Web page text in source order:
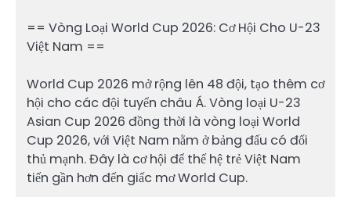
== Vòng Loại World Cup 2026: Cơ Hội Cho U-23
Việt Nam ==
World Cup 2026 mở rộng lên 48 đội, tạo thêm cơ
hội cho các đội tuyển châu Á. Vòng loại U-23
Asian Cup 2026 đồng thời là vòng loại World
Cup 2026, với Việt Nam nằm ở bảng đấu có đối
thủ mạnh. Đây là cơ hội để thế hệ trẻ Việt Nam
tiến gần hơn đến giấc mơ World Cup.